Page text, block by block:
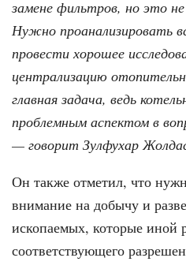
замене фильтров, но это
Нужно проанализировать
провести хорошее
централизацию
главная задача, ведь
проблемным аспектом в
— говорит Зулфухар
Он также отметил, что
внимание на добычу и
ископаемых, которые иной
соответствующего